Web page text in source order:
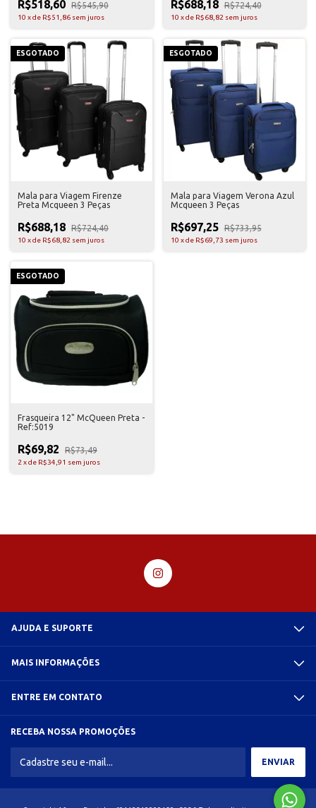
R$518,60 R$545,90
10 xde R$51,86 sem juros
R$688,18 R$724,40
10 xde R$68,82 sem juros
ESGOTADO
Mala para Viagem Firenze
Preta Mcqueen 3 Peças
R$688,18 R$724,40
10 xde R$68,82 sem juros
ESGOTADO
Mala para Viagem Verona Azul
Mcqueen 3 Peças
R$697,25 R$733,95
10 xde R$69,73 sem juros
ESGOTADO
Frasqueira 12" McQueen Preta -
Ref:5019
R$69,82 R$73,49
2 xde R$34,91 sem juros
AJUDA E SUPORTE
MAIS INFORMAÇÕES
ENTRE EM CONTATO
RECEBA NOSSA PROMOÇÕES